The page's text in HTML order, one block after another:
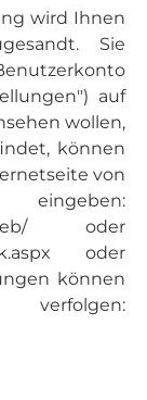
wird Ihnen
Sie
auf
wollen,
können
von
eingeben:
oder
oder
können